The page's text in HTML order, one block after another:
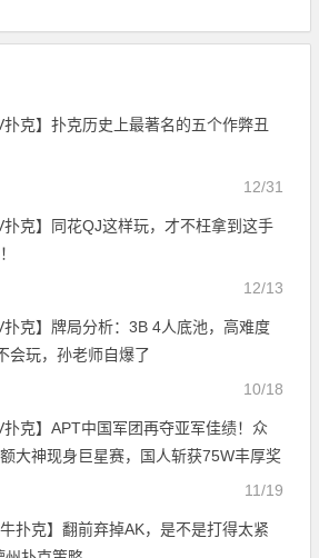
扑克】扑克历史上最著名的五个作弊丑
12/31
扑克】同花QJ这样玩，才不枉拿到这手
12/13
扑克】牌局分析：3B 4人底池，高难度
会玩，孙老师自爆了
10/18
扑克】APT中国军团再夺亚军佳绩！众
大神现身巨星赛，国人斩获75W丰厚奖
11/19
牛扑克】翻前弃掉AK，是不是打得太紧